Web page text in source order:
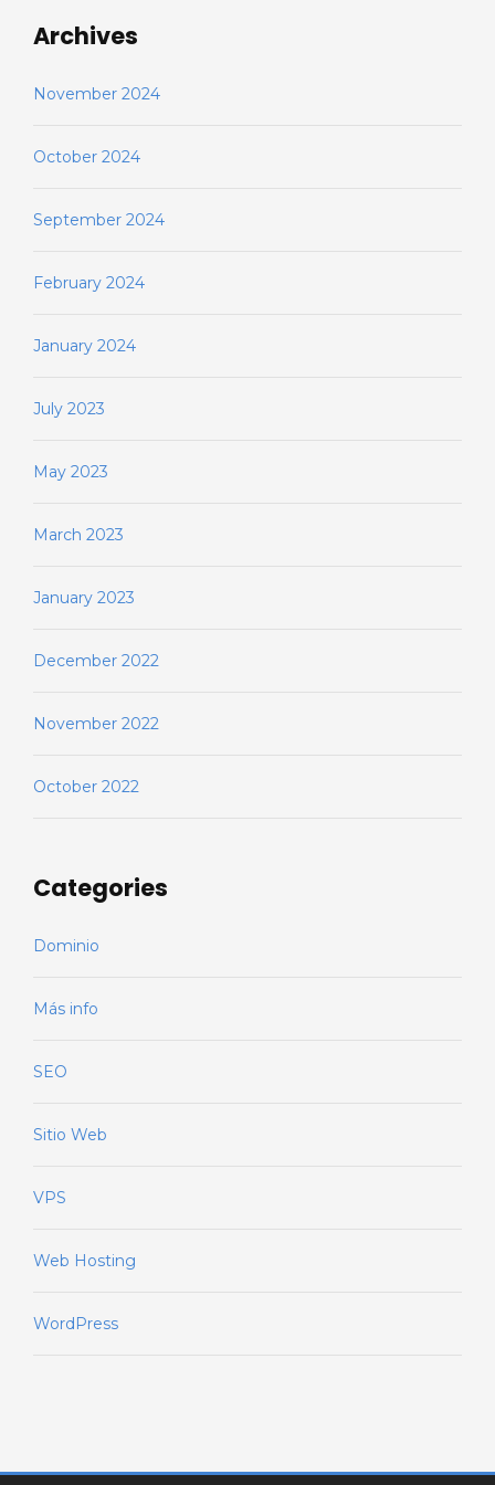
Archives
November 2024
October 2024
September 2024
February 2024
January 2024
July 2023
May 2023
March 2023
January 2023
December 2022
November 2022
October 2022
Categories
Dominio
Más info
SEO
Sitio Web
VPS
Web Hosting
WordPress